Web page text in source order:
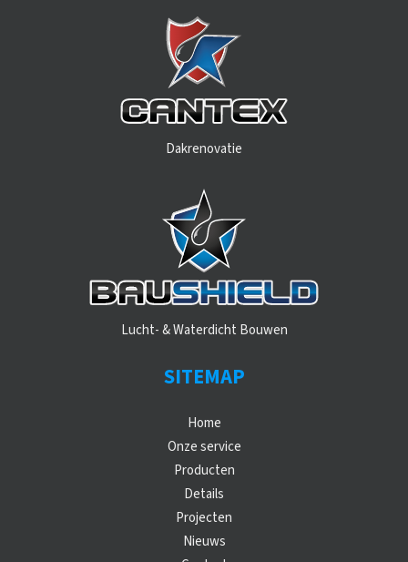
Dakrenovatie
Lucht- & Waterdicht Bouwen
SITEMAP
Home
Onze service
Producten
Details
Projecten
Nieuws